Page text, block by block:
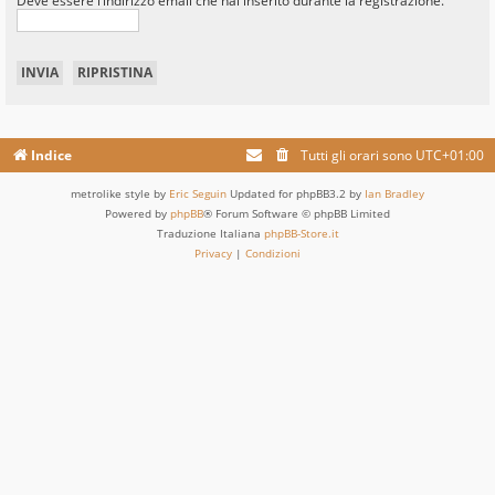
Indice Tutti gli orari sono UTC+01:00
metrolike style by Eric Seguin Updated for phpBB3.2 by Ian Bradley
Powered by phpBB® Forum Software © phpBB Limited
Traduzione Italiana phpBB-Store.it
Privacy | Condizioni